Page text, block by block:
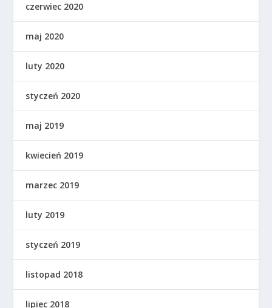
czerwiec 2020
maj 2020
luty 2020
styczeń 2020
maj 2019
kwiecień 2019
marzec 2019
luty 2019
styczeń 2019
listopad 2018
lipiec 2018